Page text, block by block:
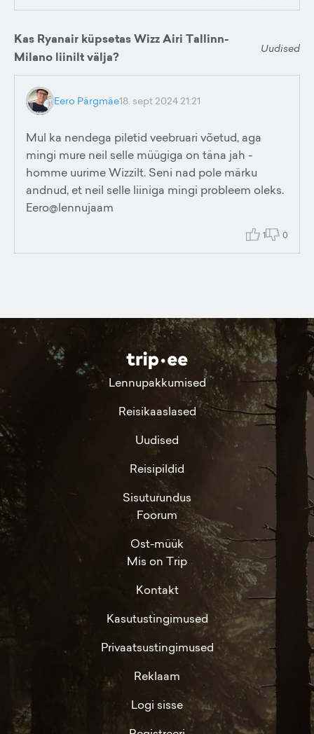
Kas Ryanair küpsetas Wizz Airi Tallinn-
Milano liinilt välja?
Uudised
Eero Pärgmäe18. sept 2024 21:21
Mul ka nendega piletid veebruari võetud, aga
mingi mure neil selle müügiga on täna jah -
homme uurime Wizzilt. Seni nad pole märku
andnud, et neil selle liiniga mingi probleem oleks.
Eero@lennujaam
1 0
Lennupakkumised
Reisikaaslased
Uudised
Reisipildid
Sisuturundus
Foorum
Ost-müük
Mis on Trip
Kontakt
Kasutustingimused
Privaatsustingimused
Reklaam
Logi sisse